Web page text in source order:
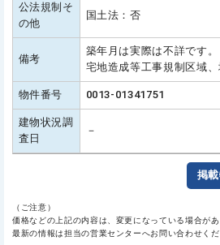
公法規制そ
の他
国土法：否
備考
築年月は実際は不詳です
宅地造成等工事規制区域
物件番号 0013-01341751
建物状況調
査日
－
掲
（ご注意）
価格などの上記の内容は、変更になっている場合があ
最新の情報は担当の営業センターへお問い合わせくだ